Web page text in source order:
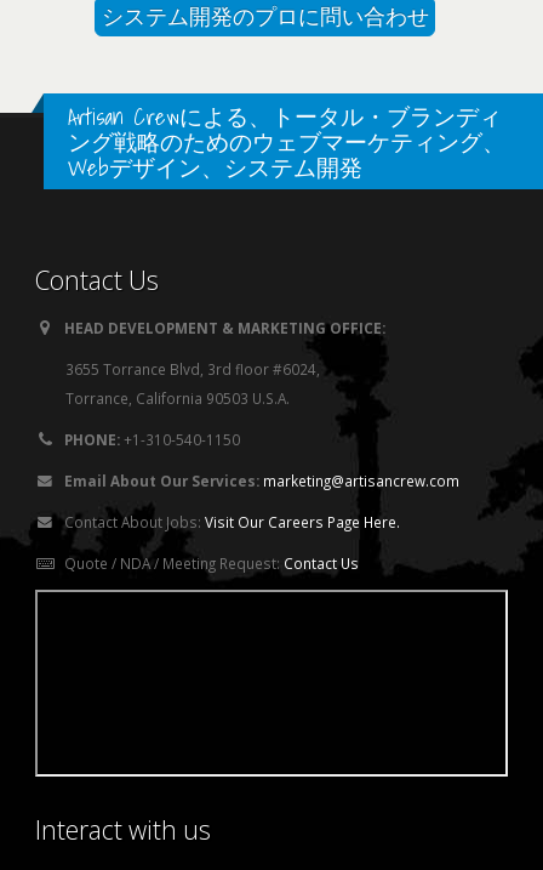
システム開発のプロに問い合わせ
Artisan Crewによる、トータル・ブランディ
ング戦略のためのウェブマーケティング、
Webデザイン、システム開発
Contact Us
HEAD DEVELOPMENT & MARKETING OFFICE:
3655 Torrance Blvd, 3rd floor #6024,
Torrance, California 90503 U.S.A.
PHONE:+1-310-540-1150
Email About Our Services: marketing@artisancrew.com
Contact About Jobs: Visit Our Careers Page Here.
Quote / NDA / Meeting Request: Contact Us
Interact with us